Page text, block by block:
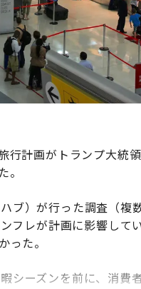
行計画がトランプ大統
。
ハブ）が行った調査（
フレが計画に影響して
た。
ーズンを前に、消費